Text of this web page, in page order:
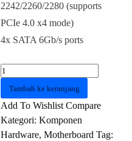
2242/2260/2280 (supports
PCIe 4.0 x4 mode)
4x SATA 6Gb/s ports
Kuantitas
Motherboard
ASUS
B760M-
Tambah ke keranjang
Add To Wishlist Compare
Kategori:Komponen
Hardware,Motherboard Tag: